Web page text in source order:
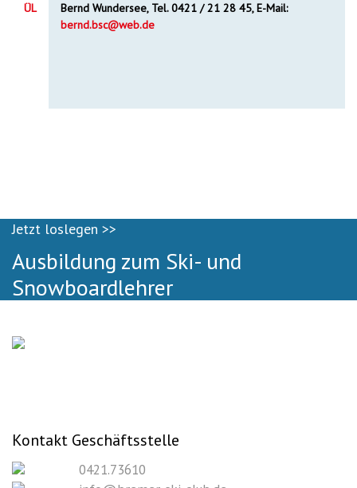
ÜL
Bernd Wundersee, Tel. 0421 / 21 28 45, E-Mail:
bernd.bsc@web.de
Jetzt loslegen >>
Ausbildung zum Ski- und
Snowboardlehrer
Kontakt Geschäftsstelle
0421.73610